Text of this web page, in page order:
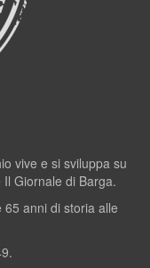
vive e si sviluppa su
Giornale di Barga.
anni di storia alle